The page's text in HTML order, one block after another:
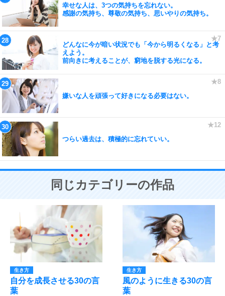
幸せな人は、3つの気持ちを忘れない。
感謝の気持ち、尊敬の気持ち、思いやりの気持ち。
どんなに今が暗い状況でも「今から明るくなる」と考
えよう。
前向きに考えることが、窮地を脱する光になる。
嫌いな人を頑張って好きになる必要はない。
つらい過去は、積極的に忘れていい。
同じカテゴリーの作品
生き方
自分を成長させる30の言
葉
生き方
風のように生きる30の言
葉